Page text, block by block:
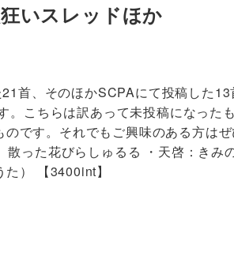
いスレッドほか
首、そのほかSCPAにて投稿した
こちらは訳あって未投稿になっ
です。それでもご興味のある方
った花びらしゅるる ・天啓：き
） 【3400int】